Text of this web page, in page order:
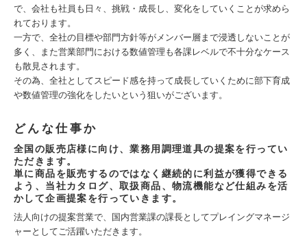
で、会社も社員も日々、挑戦・成長し、変化をしていくことが求めら
れております。
一方で、全社の目標や部門方針等がメンバー層まで浸透しないことが
多く、また営業部門における数値管理も各課レベルで不十分なケース
も散見されます。
その為、全社としてスピード感を持って成長していくために部下育成
や数値管理の強化をしたいという狙いがございます。
どんな仕事か
全国の販売店様に向け、業務用調理道具の提案を行ってい
ただきます。
単に商品を販売するのではなく継続的に利益が獲得できる
よう、当社カタログ、取扱商品、物流機能など仕組みを活
かして企画提案を行っていきます。
法人向けの提案営業で、国内営業課の課長としてプレイングマネージ
ャーとしてご活躍いただきます。